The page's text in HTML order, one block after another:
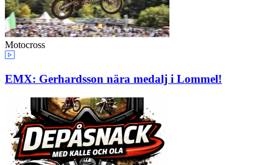
Motocross
EMX: Gerhardsson nära medalj i Lommel!